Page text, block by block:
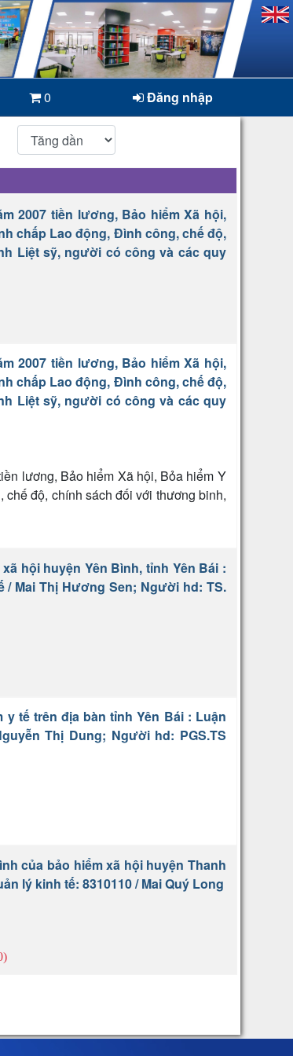
0 Đăng nhập
2007 tiền lương, Bảo hiểm Xã hội,
chấp Lao động, Đình công, chế độ,
Liệt sỹ, người có công và các quy
2007 tiền lương, Bảo hiểm Xã hội,
chấp Lao động, Đình công, chế độ,
Liệt sỹ, người có công và các quy
lương, Bảo hiểm Xã hội, Bỏa hiểm Y
độ, chính sách đối với thương binh,
hội huyện Yên Bình, tỉnh Yên Bái :
/ Mai Thị Hương Sen; Người hd: TS.
tế trên địa bàn tỉnh Yên Bái : Luận
Thị Dung; Người hd: PGS.TS
của bảo hiểm xã hội huyện Thanh
lý kinh tế: 8310110 / Mai Quý Long